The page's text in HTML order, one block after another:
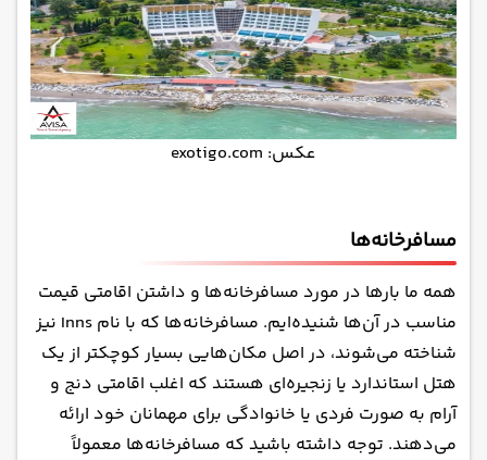
عکس: exotigo.com
مسافرخانه‌ها
همه ما بارها در مورد مسافرخانه‌ها و داشتن اقامتی قیمت
مناسب در آن‌ها شنیده‌ایم. مسافرخانه‌ها که با نام Inns نیز
شناخته می‌شوند، در اصل مکان‌هایی بسیار کوچکتر از یک
هتل استاندارد یا زنجیره‌ای هستند که اغلب اقامتی دنج و
آرام به صورت فردی یا خانوادگی برای مهمانان خود ارائه
می‌دهند. توجه داشته باشید که مسافرخانه‌ها معمولاً